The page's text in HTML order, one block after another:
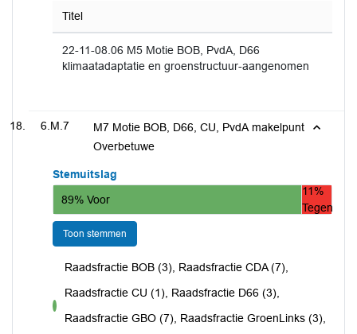
Titel
22-11-08.06 M5 Motie BOB, PvdA, D66
klimaatadaptatie en groenstructuur-aangenomen
6.M.7
M7 Motie BOB, D66, CU, PvdA makelpunt
Overbetuwe
Stemuitslag
89% Voor
11%
Tegen
Toon stemmen
voor
Raadsfractie BOB (3), Raadsfractie CDA (7),
Raadsfractie CU (1), Raadsfractie D66 (3),
Raadsfractie GBO (7), Raadsfractie GroenLinks (3),